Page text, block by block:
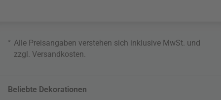
* Alle Preisangaben verstehen sich inklusive MwSt. und
zzgl. Versandkosten.
Beliebte Dekorationen